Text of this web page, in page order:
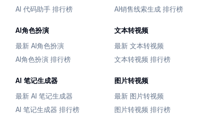
AI 代码助手 排行榜
AI销售线索生成 排行榜
AI角色扮演
最新 AI角色扮演
AI角色扮演 排行榜
文本转视频
最新 文本转视频
文本转视频 排行榜
AI 笔记生成器
最新 AI 笔记生成器
AI 笔记生成器 排行榜
图片转视频
最新 图片转视频
图片转视频 排行榜